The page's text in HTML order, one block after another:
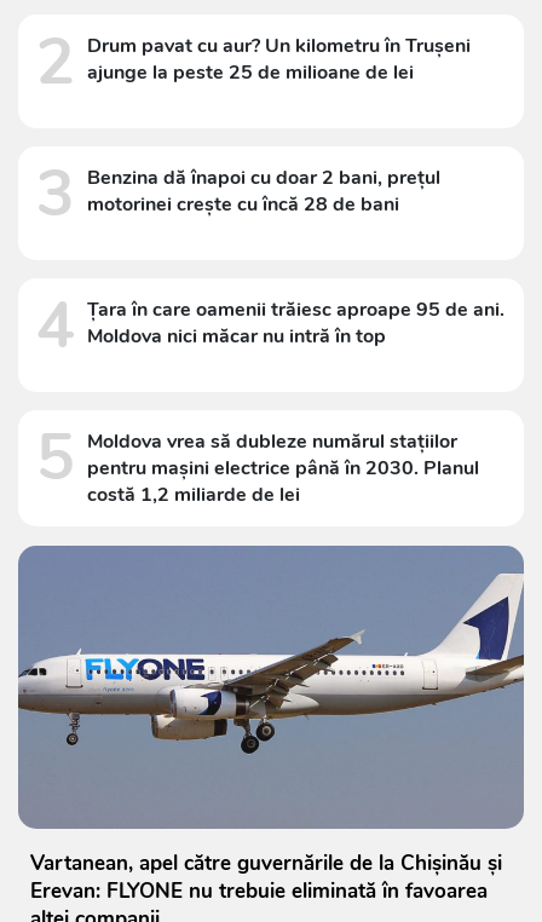
2
Drum pavat cu aur? Un kilometru în Trușeni
ajunge la peste 25 de milioane de lei
3
Benzina dă înapoi cu doar 2 bani, prețul
motorinei crește cu încă 28 de bani
4 Țara în care oamenii trăiesc aproape 95 de ani.
Moldova nici măcar nu intră în top
5 Moldova vrea să dubleze numărul stațiilor
pentru mașini electrice până în 2030. Planul
costă 1,2 miliarde de lei
Vartanean, apel către guvernările de la Chișinău și
Erevan: FLYONE nu trebuie eliminată în favoarea